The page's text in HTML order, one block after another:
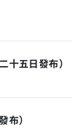
十五日發布）
布）